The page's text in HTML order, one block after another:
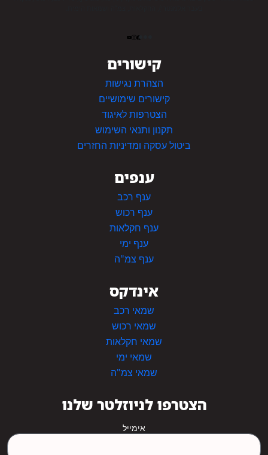
קישורים
הצהרת נגישות
קישורים שימושיים
הצטרפות לאיגוד
תקנון ותנאי השימוש
ביטול עסקה ומדיניות החזרים
ענפים
ענף רכב
ענף רכוש
ענף חקלאות
ענף ימי
ענף צמ"ה
אינדקס
שמאי רכב
שמאי רכוש
שמאי חקלאות
שמאי ימי
שמאי צמ"ה
הצטרפו לניוזלטר שלנו
אימייל